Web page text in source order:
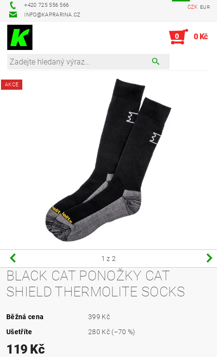
+420 725 556 566
INFO@KAPRARINA.CZ
CZK EUR
0 0 Kč
AKCE
1 z 2
BLACK CAT PONOŽKY CAT
SHIELD THERMOLITE SOCKS
Běžná cena
399 Kč
Ušetříte
280 Kč (–70 %)
119 Kč